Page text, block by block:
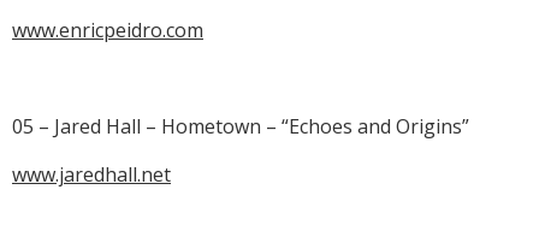
www.enricpeidro.com
05 – Jared Hall – Hometown – “Echoes and Origins”
www.jaredhall.net